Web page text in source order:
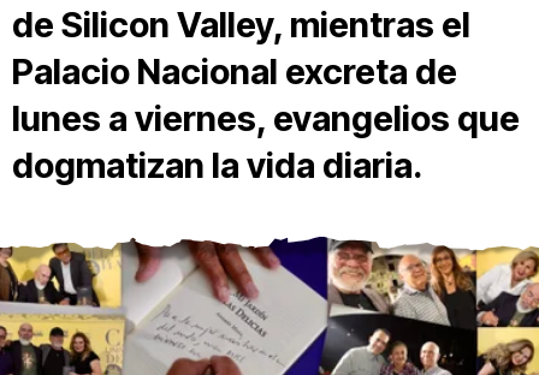
de Silicon Valley, mientras el
Palacio Nacional excreta de
lunes a viernes, evangelios que
dogmatizan la vida diaria.